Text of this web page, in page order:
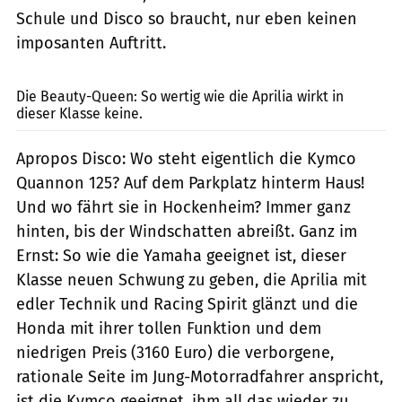
Schule und Disco so braucht, nur eben keinen
imposanten Auftritt.
Die Beauty-Queen: So wertig wie die Aprilia wirkt in
dieser Klasse keine.
Apropos Disco: Wo steht eigentlich die Kymco
Quannon 125? Auf dem Parkplatz hinterm Haus!
Und wo fährt sie in Hockenheim? Immer ganz
hinten, bis der Windschatten abreißt. Ganz im
Ernst: So wie die Yamaha geeignet ist, dieser
Klasse neuen Schwung zu geben, die Aprilia mit
edler Technik und Racing Spirit glänzt und die
Honda mit ihrer tollen Funktion und dem
niedrigen Preis (3160 Euro) die verborgene,
rationale Seite im Jung-Motorradfahrer anspricht,